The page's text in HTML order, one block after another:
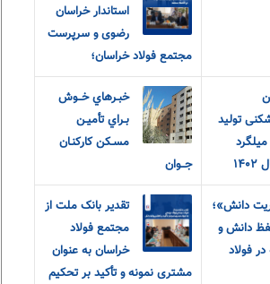
استاندار خراسان
رضوی و سرپرست
مجتمع فولاد خراسان؛
تولید
میلگرد
خبـرهاي خــوش
بـراي تأميـن
مسـکن کارکنـان
جــوان
دانش»؛
دانش و
فولاد
تقدیر بانک ملت از
مجتمع فولاد
خراسان به عنوان
مشتری نمونه و تأکید بر تحکیم